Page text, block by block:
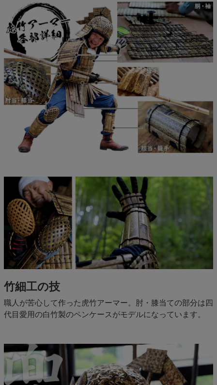
竹細工の技
職人が苦心して作った虎竹アーマー。肘・膝当ての部分は四
代目愛用の白竹製のペンケースがモデルになっています。